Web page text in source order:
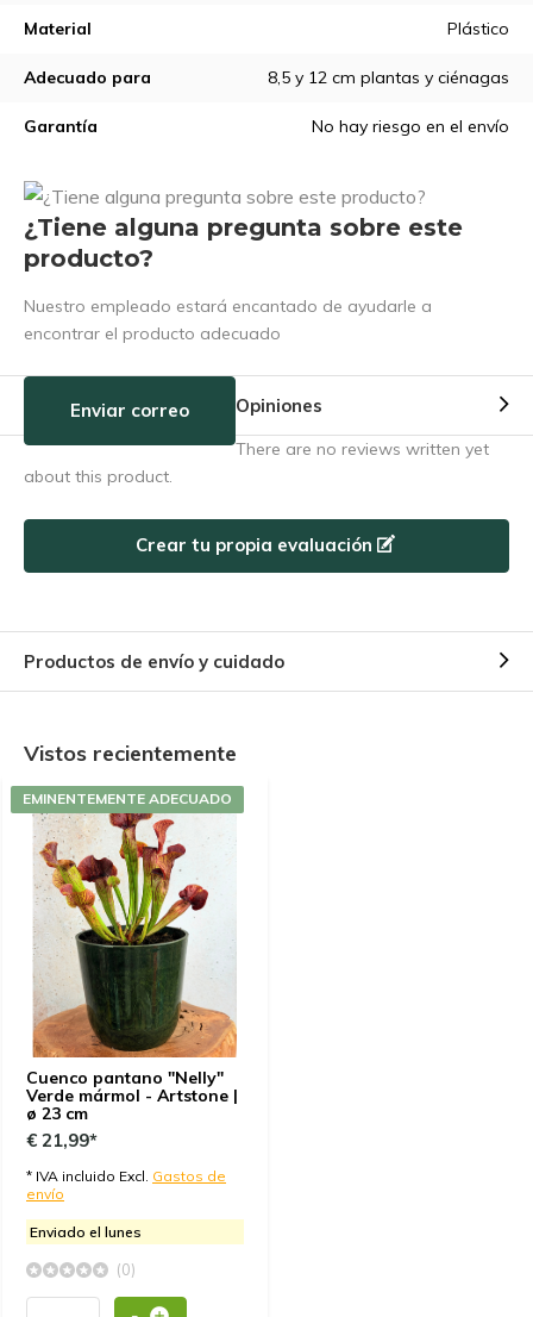
Material Plástico
Adecuado para 8,5 y 12 cm plantas y ciénagas
Garantía No hay riesgo en el envío
¿Tiene alguna pregunta sobre este
producto?
Nuestro empleado estará encantado de ayudarle a
encontrar el producto adecuado
Enviar correo Opiniones
There are no reviews written yet
about this product.
Crear tu propia evaluación
Productos de envío y cuidado
Vistos recientemente
Cuenco pantano "Nelly"
Verde mármol - Artstone |
ø 23 cm
EMINENTEMENTE ADECUADO
€ 21,99*
* IVA incluido Excl. Gastos de
envío
Enviado el lunes
(0)